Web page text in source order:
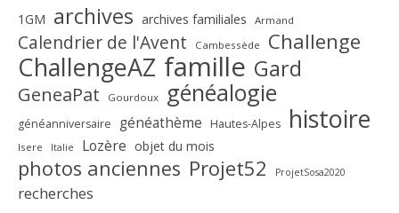
1GM archives archives familiales Armand
Calendrier de l'Avent Cambessède Challenge
ChallengeAZ famille Gard
GeneaPat Gourdoux généalogie
généanniversaire généathème Hautes-Alpes histoire
Isere Italie Lozère objet du mois
photos anciennes Projet52 ProjetSosa2020
recherches